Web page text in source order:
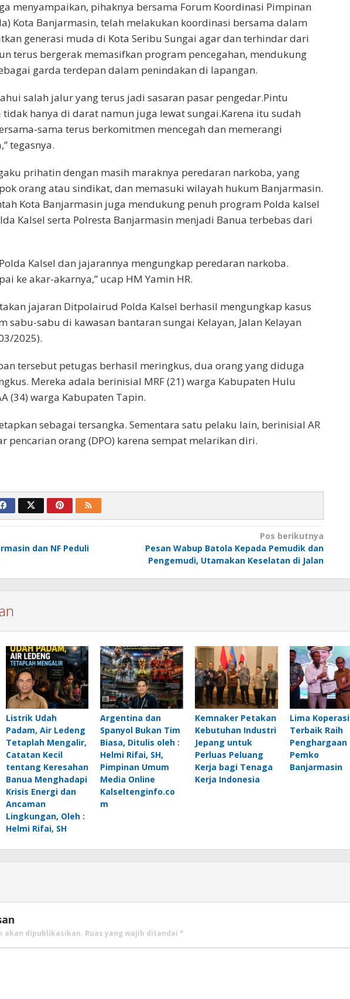
menyampaikan, pihaknya bersama Forum Koordinasi Pimpinan
Kota Banjarmasin, telah melakukan koordinasi bersama dalam
generasi muda di Kota Seribu Sungai agar dan terhindar dari
terus bergerak memasifkan program pencegahan, mendukung
garda terdepan dalam penindakan di lapangan.
salah jalur yang terus jadi sasaran pasar pengedar.Pintu
hanya di darat namun juga lewat sungai.Karena itu sudah
sama terus berkomitmen mencegah dan memerangi
tegasnya.
prihatin dengan masih maraknya peredaran narkoba, yang
orang atau sindikat, dan memasuki wilayah hukum Banjarmasin.
Kota Banjarmasin juga mendukung penuh program Polda kalsel
Kalsel serta Polresta Banjarmasin menjadi Banua terbebas dari
Kalsel dan jajarannya mengungkap peredaran narkoba.
ke akar-akarnya,” ucap HM Yamin HR.
jajaran Ditpolairud Polda Kalsel berhasil mengungkap kasus
sabu-sabu di kawasan bantaran sungai Kelayan, Jalan Kelayan
2025).
tersebut petugas berhasil meringkus, dua orang yang diduga
Mereka adala berinisial MRF (21) warga Kabupaten Hulu
(34) warga Kabupaten Tapin.
sebagai tersangka. Sementara satu pelaku lain, berinisial AR
pencarian orang (DPO) karena sempat melarikan diri.
dan NF Peduli
Pos berikutnya
Pesan Wabup Batola Kepada Pemudik dan
Pengemudi, Utamakan Keselatan di Jalan
Listrik Udah
Padam, Air Ledeng
Tetaplah Mengalir,
Catatan Kecil
tentang Keresahan
Banua Menghadapi
Krisis Energi dan
Ancaman
Lingkungan, Oleh :
Helmi Rifai, SH
Argentina dan
Spanyol Bukan Tim
Biasa, Ditulis oleh :
Helmi Rifai, SH,
Pimpinan Umum
Media Online
Kalseltenginfo.co
m
Kemnaker Petakan
Kebutuhan Industri
Jepang untuk
Perluas Peluang
Kerja bagi Tenaga
Kerja Indonesia
Lima Koperasi
Terbaik Raih
Penghargaan
Pemko
Banjarmasin
akan dipublikasikan. Ruas yang wajib ditandai *